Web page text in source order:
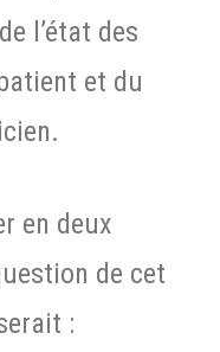
l’état des
et du
en deux
de cet
: